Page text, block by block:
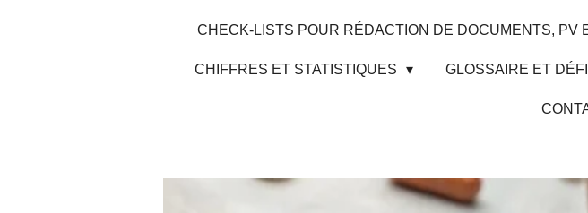
CHECK-LISTS POUR RÉDACTION DE DOCUMENTS, PV
CHIFFRES ET STATISTIQUES GLOSSAIRE ET